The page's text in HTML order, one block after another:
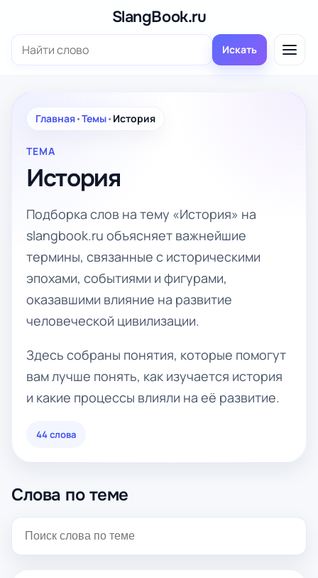
содержимому
SlangBook.ru
Поиск: Искать
Главная•Темы• История
ТЕМА
История
Подборка слов на тему «История» на
slangbook.ru объясняет важнейшие
термины, связанные с историческими
эпохами, событиями и фигурами,
оказавшими влияние на развитие
человеческой цивилизации.
Здесь собраны понятия, которые помогут
вам лучше понять, как изучается история
и какие процессы влияли на её развитие.
44 слова
Слова по теме